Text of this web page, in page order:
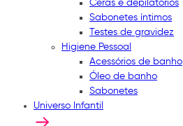
Ceras e depilatórios
Sabonetes íntimos
Testes de gravidez
Higiene Pessoal
Acessórios de banho
Óleo de banho
Sabonetes
Universo Infantil